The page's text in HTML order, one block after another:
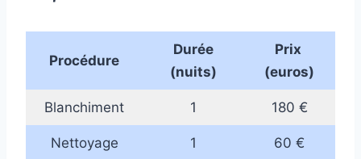
Procédure
Durée
(nuits)
Prix ​​
(euros)
Blanchiment 1 180 €
Nettoyage 1 60 €